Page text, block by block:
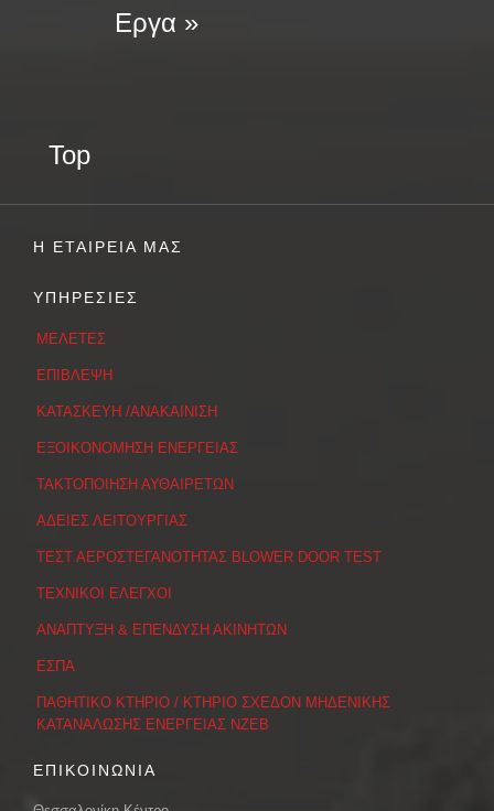
Εργα »
Top
Η ΕΤΑΙΡΕΙΑ ΜΑΣ
ΥΠΗΡΕΣΙΕΣ
ΜΕΛΕΤΕΣ
ΕΠΙΒΛΕΨΗ
ΚΑΤΑΣΚΕΥΗ /ΑΝΑΚΑΙΝΙΣΗ
ΕΞΟΙΚΟΝΟΜΗΣΗ ΕΝΕΡΓΕΙΑΣ
ΤΑΚΤΟΠΟΙΗΣΗ ΑΥΘΑΙΡΕΤΩΝ
ΑΔΕΙΕΣ ΛΕΙΤΟΥΡΓΙΑΣ
ΤΕΣΤ ΑΕΡΟΣΤΕΓΑΝΟΤΗΤΑΣ BLOWER DOOR TEST
ΤΕΧΝΙΚΟΙ ΕΛΕΓΧΟΙ
ΑΝΑΠΤΥΞΗ & ΕΠΕΝΔΥΣΗ ΑΚΙΝΗΤΩΝ
ΕΣΠΑ
ΠΑΘΗΤΙΚΟ ΚΤΗΡΙΟ / ΚΤΗΡΙΟ ΣΧΕΔΟΝ ΜΗΔΕΝΙΚΗΣ
ΚΑΤΑΝΑΛΩΣΗΣ ΕΝΕΡΓΕΙΑΣ ΝΖΕΒ
ΕΠΙΚΟΙΝΩΝΙΑ